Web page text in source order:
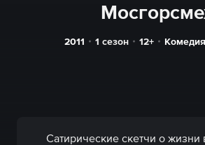
2011 1 сезон 12+ Комедия
Сатирические скетчи о жизни